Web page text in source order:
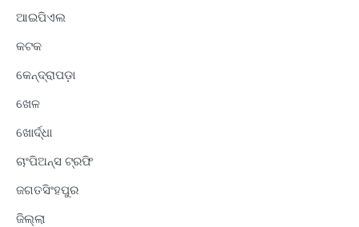
ଆଇପିଏଲ
କଟକ
କେନ୍ଦ୍ରାପଡ଼ା
ଖେଳ
ଖୋର୍ଦ୍ଧା
ଚାଂପିଅନ୍ସ ଟ୍ରଫି
ଜଗତସିଂହପୁର
ଜିଲ୍ଲା